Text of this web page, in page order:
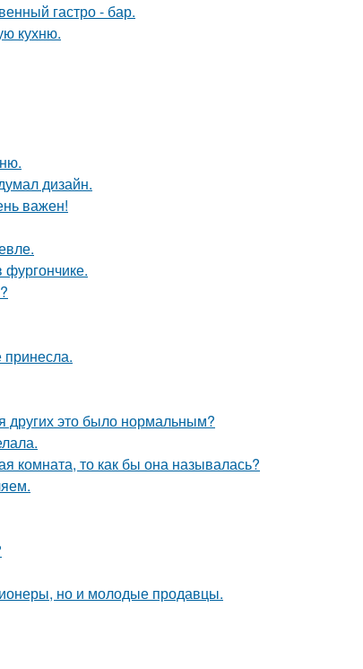
гастро - бар.
кухню.
дизайн.
важен!
фургончике.
принесла.
других это было нормальным?
комната, то как бы она называлась?
но и молодые продавцы.